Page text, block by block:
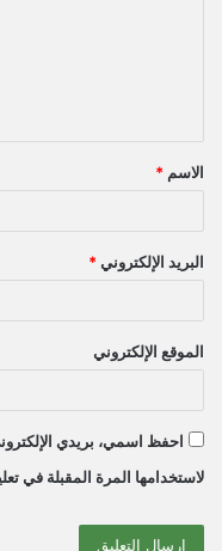
ق
*
الاسم *
البريد الإلكتروني *
الموقع الإلكتروني
احفظ اسمي، بريدي
لاستخدامها المرة المقبلة في